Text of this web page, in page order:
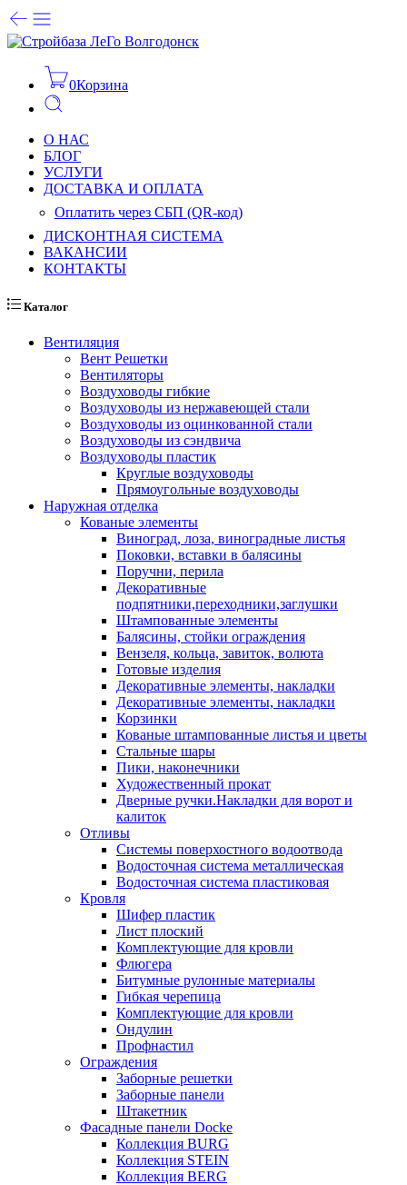
0Корзина
О НАС
БЛОГ
УСЛУГИ
ДОСТАВКА И ОПЛАТА
Оплатить через СБП (QR-код)
ДИСКОНТНАЯ СИСТЕМА
ВАКАНСИИ
КОНТАКТЫ
Каталог
Вентиляция
Вент Решетки
Вентиляторы
Воздуховоды гибкие
Воздуховоды из нержавеющей стали
Воздуховоды из оцинкованной стали
Воздуховоды из сэндвича
Воздуховоды пластик
Круглые воздуховоды
Прямоугольные воздуховоды
Наружная отделка
Кованые элементы
Виноград, лоза, виноградные листья
Поковки, вставки в балясины
Поручни, перила
Декоративные
подпятники,переходники,заглушки
Штампованные элементы
Балясины, стойки ограждения
Вензеля, кольца, завиток, волюта
Готовые изделия
Декоративные элементы, накладки
Декоративные элементы, накладки
Корзинки
Кованые штампованные листья и цветы
Стальные шары
Пики, наконечники
Художественный прокат
Дверные ручки.Накладки для ворот и
калиток
Отливы
Системы поверхостного водоотвода
Водосточная система металлическая
Водосточная система пластиковая
Кровля
Шифер пластик
Лист плоский
Комплектующие для кровли
Флюгера
Битумные рулонные материалы
Гибкая черепица
Комплектующие для кровли
Ондулин
Профнастил
Ограждения
Заборные решетки
Заборные панели
Штакетник
Фасадные панели Docke
Коллекция BURG
Коллекция STEIN
Коллекция BERG